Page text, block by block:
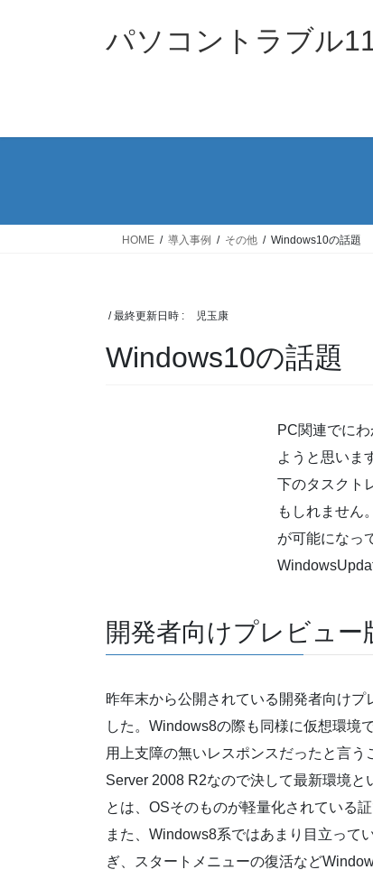
ス
ン
パソコントラブル
HOME 導入事例 その他 Windows10の話題
/ 最終更新日時 : 児玉康
Windows10の話題
PC関連でに
ようと思いま
下のタスクト
もしれません
が可能になっ
開発者向けプレビュー
昨年末から公開されている開発者向け
した。Windows8の際も同様に仮想環境
用上支障の無いレスポンスだったと言
Server 2008 R2なので決して最新環境
とは、OSそのものが軽量化されている証
また、Windows8系ではあまり目立って
ぎ、スタートメニューの復活など